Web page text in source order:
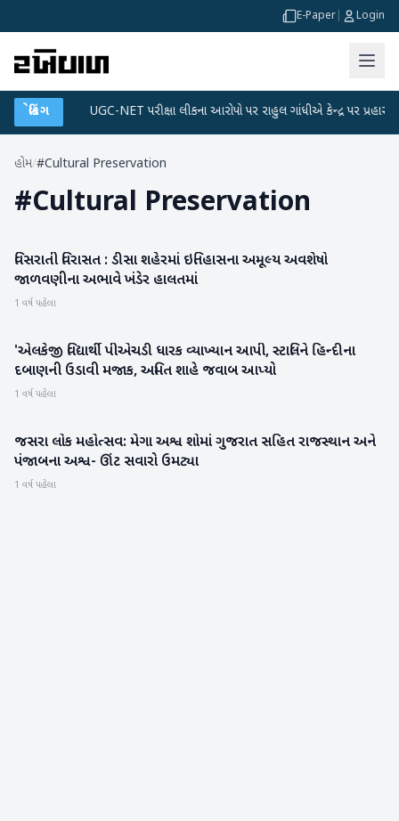
E-Paper Login
બ્રેકિંગ
પ્લાન UGC-NET પરીક્ષા લીકના આરોપો પર રાહુલ ગાંધીએ કેન્દ્ર પર પ્રહાર કર્યા
હોમ/#Cultural Preservation
#Cultural Preservation
બનાસકાંઠા
વિસરાતી વિરાસત : ડીસા શહેરમાં ઇતિહાસના અમૂલ્ય અવશેષો
જાળવણીના અભાવે ખંડેર હાલતમાં
1 વર્ષ પહેલા
રાષ્ટ્રીય
'એલકેજી વિદ્યાર્થી પીએચડી ધારક વ્યાખ્યાન આપી, સ્ટાલિને હિન્દીના
દબાણની ઉડાવી મજાક, અમિત શાહે જવાબ આપ્યો
1 વર્ષ પહેલા
બનાસકાંઠા
જસરા લોક મહોત્સવ: મેગા અશ્વ શોમાં ગુજરાત સહિત રાજસ્થાન અને
પંજાબના અશ્વ- ઊંટ સવારો ઉમટ્યા
1 વર્ષ પહેલા